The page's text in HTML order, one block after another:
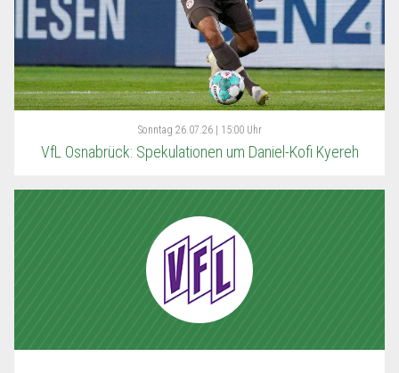
Sonntag 26.07.26 | 15:00 Uhr
VfL Osnabrück: Spekulationen um Daniel-Kofi Kyereh